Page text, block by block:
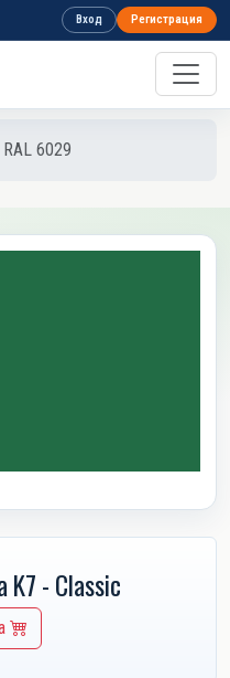
Вход Регистрация
RAL 6029
K7 - Classic